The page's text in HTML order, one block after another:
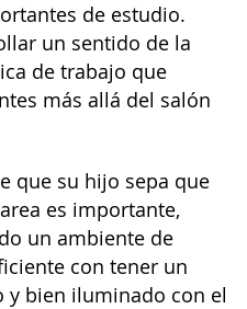
de estudio.
un sentido de la
de trabajo que
más allá del salón
que su hijo sepa que
es importante,
un ambiente de
con tener un
y bien iluminado con el